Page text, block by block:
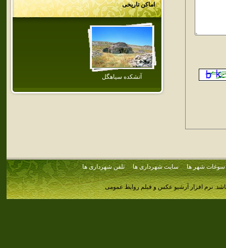
اماکن تاریخی
آتشكده سياهگل
سوغات شهر ها سایت شهرداری ها تلفن شهرداری ها
نرم افزار آرشیو عکس و فیلم روابط عمومی